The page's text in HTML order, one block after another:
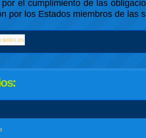
el cumplimiento de las
por los Estados miembros de las